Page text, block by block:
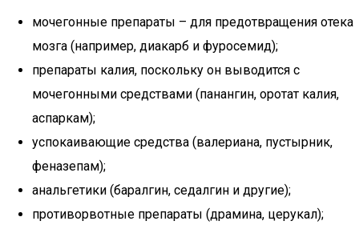
мочегонные препараты – для предотвращения отека
мозга (например, диакарб и фуросемид);
препараты калия, поскольку он выводится с
мочегонными средствами (панангин, оротат калия,
аспаркам);
успокаивающие средства (валериана, пустырник,
феназепам);
анальгетики (баралгин, седалгин и другие);
противорвотные препараты (драмина, церукал);